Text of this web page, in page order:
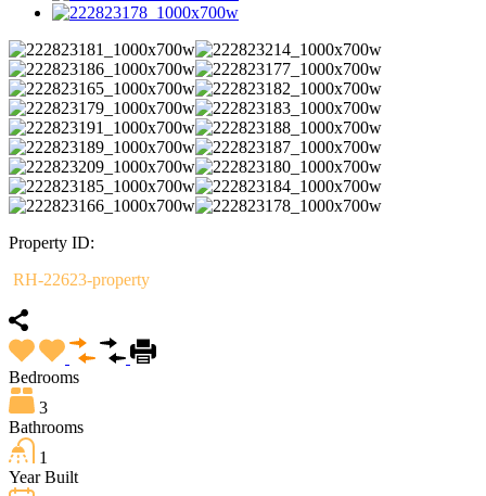
Property ID:
RH-22623-property
Bedrooms
3
Bathrooms
1
Year Built